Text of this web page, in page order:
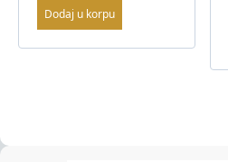
Dodaj u korpu